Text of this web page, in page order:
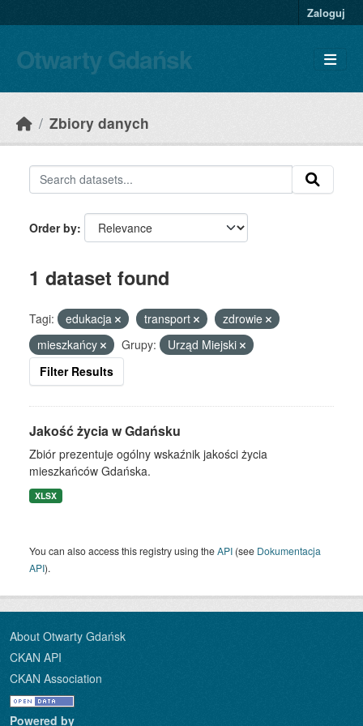
Zaloguj
Otwarty Gdańsk
Zbiory danych
Order by
1 dataset found
Tagi: edukacja transport
zdrowie
mieszkańcy
Grupy:
Urząd Miejski
Filter Results
Jakość życia w Gdańsku
Zbiór prezentuje ogólny wskaźnik jakości życia
mieszkańców Gdańska.
XLSX
You can also access this registry using theAPI (see Dokumentacja
API).
About Otwarty Gdańsk
CKAN API
CKAN Association
Powered by